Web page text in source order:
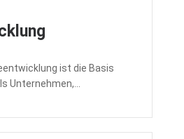
ist die Basis
Unternehmen,...